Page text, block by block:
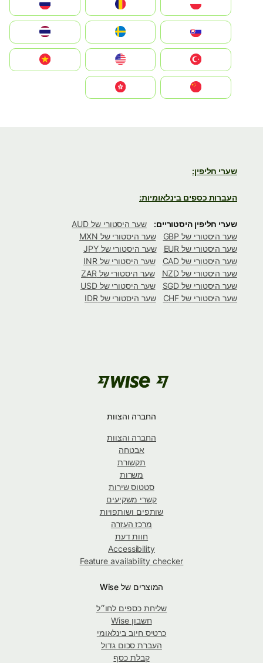
România
Slovensko
United States
Vietnam
שערי חליפין:
העברות כספים בינלאומיות:
שערי חליפין היסטוריים:
שער היסטורי של AUD
שער היסטורי של GBP
שער היסטורי של MXN
שער היסטורי של EUR
שער היסטורי של JPY
שער היסטורי של CAD
שער היסטורי של INR
שער היסטורי של NZD
שער היסטורי של ZAR
שער היסטורי של SGD
שער היסטורי של USD
שער היסטורי של CHF
שער היסטורי של IDR
החברה והצוות
החברה והצוות
אבטחה
תקשורת
משרות
סטטוס שירות
קשרי משקיעים
שותפים ושותפויות
מרכז העזרה
חוות דעת
Accessibility
Feature availability checker
המוצרים של Wise
שליחת כספים לחו״ל
חשבון Wise
כרטיס חיוב בינלאומי
העברת סכום גדול
קבלת כסף